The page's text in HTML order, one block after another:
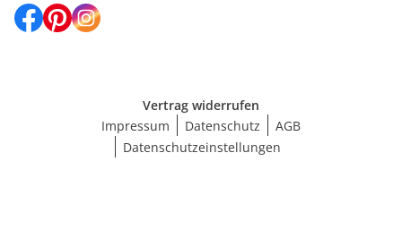
Vertrag widerrufen
Impressum
Datenschutz
AGB
Datenschutzeinstellungen